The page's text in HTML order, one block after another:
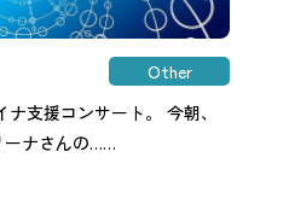
Other
支援コンサート。 今朝、
ーナさんの……